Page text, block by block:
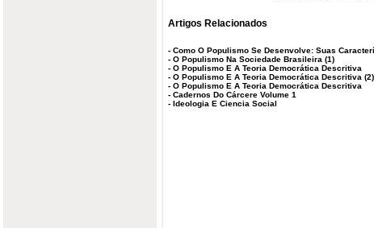
Artigos Relacionados
- Como O Populismo Se Desenvolve: Suas
- O Populismo Na Sociedade Brasileira (1)
- O Populismo E A Teoria Democrática Descritiva
- O Populismo E A Teoria Democrática Descritiva (2)
- O Populismo E A Teoria Democrática Descritiva
- Cadernos Do Cárcere Volume 1
- Ideologia E Ciencia Social